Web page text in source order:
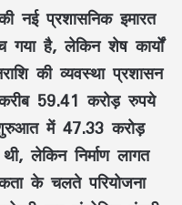
नई प्रशासनिक इमारत
गया है, लेकिन शेष कार्यों
की व्यवस्था प्रशासन
59.41 करोड़ रुपये
में 47.33 करोड़
लेकिन निर्माण लागत
के चलते परियोजना